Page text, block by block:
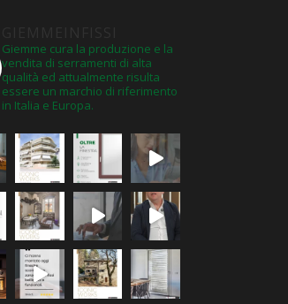
Giemme cura la produzione e la
vendita di serramenti di alta
qualità ed attualmente risulta
essere un marchio di riferimento
in Italia e Europa.